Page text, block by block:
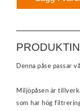
Denna påse passar
Miljöpåsen är
som har hög